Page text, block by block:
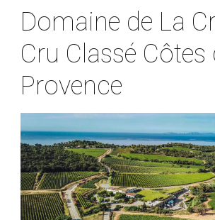
Domaine de La
Cru Classé Côtes
Provence